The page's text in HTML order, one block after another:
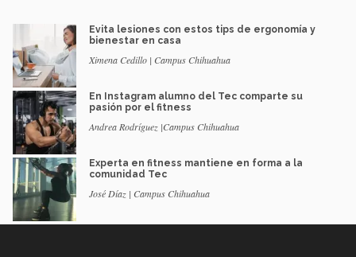
Evita lesiones con estos tips de ergonomía y
bienestar en casa
Ximena Cedillo | Campus Chihuahua
En Instagram alumno del Tec comparte su
pasión por el fitness
Andrea Rodríguez |Campus Chihuahua
Experta en fitness mantiene en forma a la
comunidad Tec
José Díaz | Campus Chihuahua